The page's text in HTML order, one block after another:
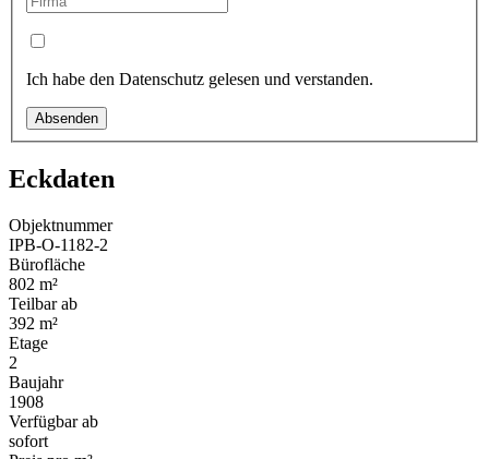
Ich habe den Datenschutz gelesen und verstanden.
Absenden
Eckdaten
Objektnummer
IPB-O-1182-2
Bürofläche
802 m²
Teilbar ab
392 m²
Etage
2
Baujahr
1908
Verfügbar ab
sofort